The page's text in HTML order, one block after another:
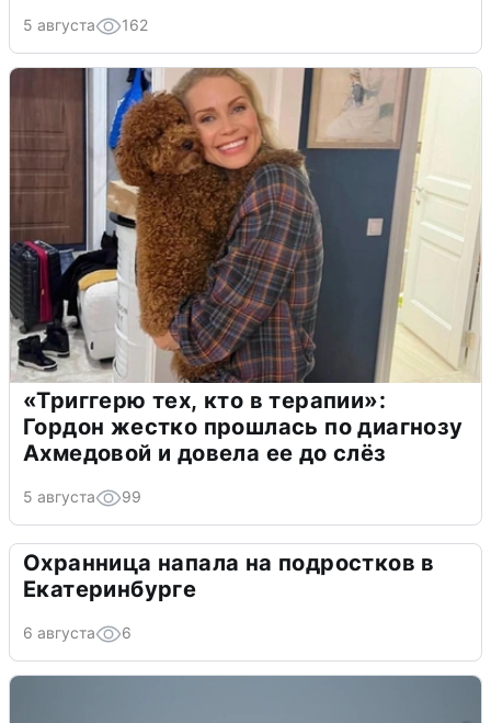
5 августа 162
«Триггерю тех, кто в терапии»:
Гордон жестко прошлась по диагнозу
Ахмедовой и довела ее до слёз
5 августа 99
Охранница напала на подростков в
Екатеринбурге
6 августа 6